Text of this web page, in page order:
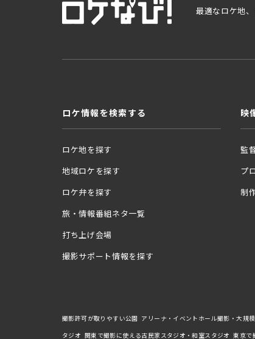
最適なロケ地
ロケ情報を検索する
ロケ地を探す
地域ロケを探す
ロケ弁を探す
旅・情報番組ネタ一覧
打ち上げ会場
撮影サポート情報を探す
映
監
プ
制
撮影許可が取りやすい公園 アリーナ・イベントホール撮影・大規
タジオ 関東で撮影に使える古民家スタジオ・和室スタジオ 東京で